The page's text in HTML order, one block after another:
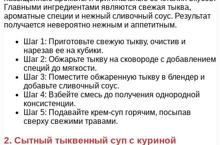
Главными ингредиентами являются свежая тыква,
ароматные специи и нежный сливочный соус. Результат
получается невероятно нежным и аппетитным.
Шаг 1: Приготовьте свежую тыкву, очистив и
нарезав ее на кубики.
Шаг 2: Обжарьте тыкву на сковороде с добавлением
специй до мягкости.
Шаг 3: Поместите обжаренную тыкву в блендер и
добавьте сливочный соус.
Шаг 4: Взбейте смесь до получения однородной
консистенции.
Шаг 5: Подавайте крем-суп горячим, посыпав
сверху свежими травами.
2. Сытный тыквенный суп с куриной